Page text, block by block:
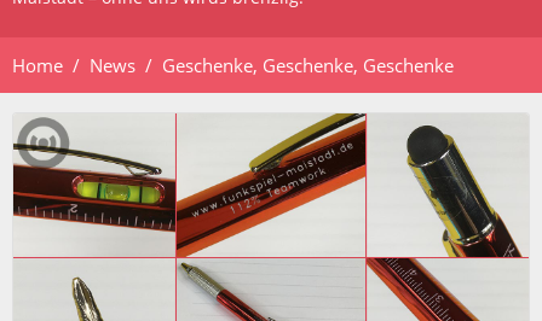
Home News Geschenke, Geschenke, Geschenke